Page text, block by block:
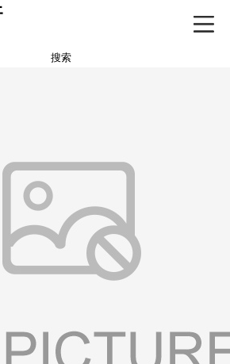
搜索